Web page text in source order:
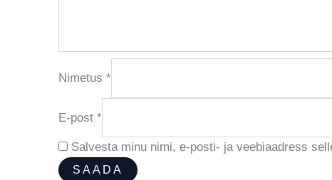
Nimetus *
E-post *
Salvesta minu nimi, e-posti- ja veebiaadress